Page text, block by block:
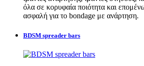
όλα σε κορυφαία ποιότητα και
ασφαλή για το bondage με ανάρτηση.
BDSM spreader bars